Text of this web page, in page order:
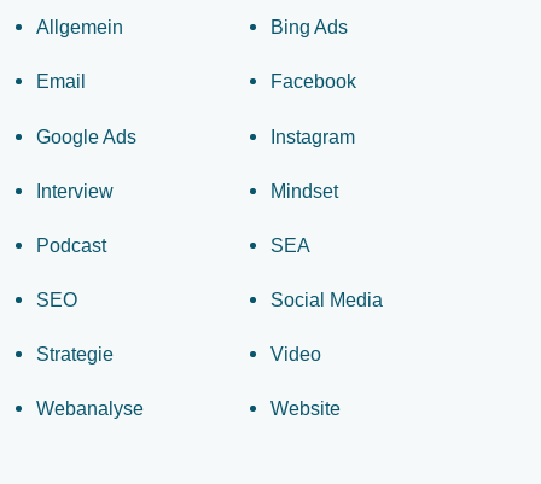
Allgemein Bing Ads
Email Facebook
Google Ads Instagram
Interview Mindset
Podcast SEA
SEO Social Media
Strategie Video
Webanalyse Website